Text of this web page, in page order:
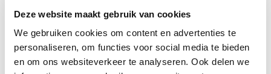
Deze website maakt gebruik van cookies
We gebruiken cookies om content en advertenties te
personaliseren, om functies voor social media te bieden
en om ons websiteverkeer te analyseren. Ook delen we
nabesteld. Het is echter ook mogelijk om extra artikelen
na te bestellen of een lege verbanddoos aan te schaffen
die zelf gevuld kan worden met de gewenste artikelen.
Voor vragen of advies staat ARBO winkel uiteraard altijd
klaar.